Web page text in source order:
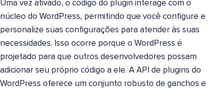
Uma vez ativado, o código do plugin interage com o
núcleo do WordPress, permitindo que você configure e
personalize suas configurações para atender às suas
necessidades. Isso ocorre porque o WordPress é
projetado para que outros desenvolvedores possam
adicionar seu próprio código a ele. A API de plugins do
WordPress oferece um conjunto robusto de ganchos e